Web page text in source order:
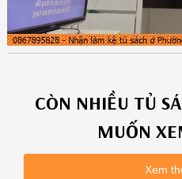
CÒN NHIỀU TỦ
MUỐN
Xem